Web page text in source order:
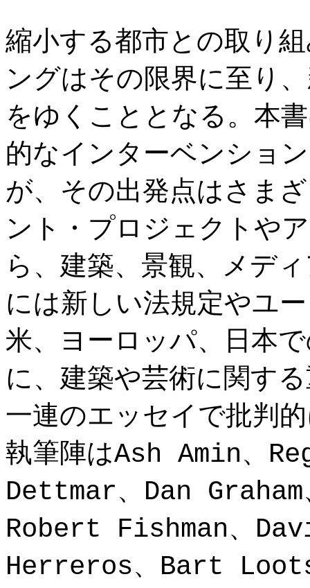
縮小する都市との取り
ングはその限界に至り
をゆくこととなる。本
的なインターベンショ
が、その出発点はさま
ント・プロジェクトや
ら、建築、景観、メデ
には新しい法規定やユ
米、ヨーロッパ、日本
に、建築や芸術に関す
一連のエッセイで批判
執筆陣はAsh Amin、
Dettmar、Dan
Robert Fishman、
Herreros、Bart